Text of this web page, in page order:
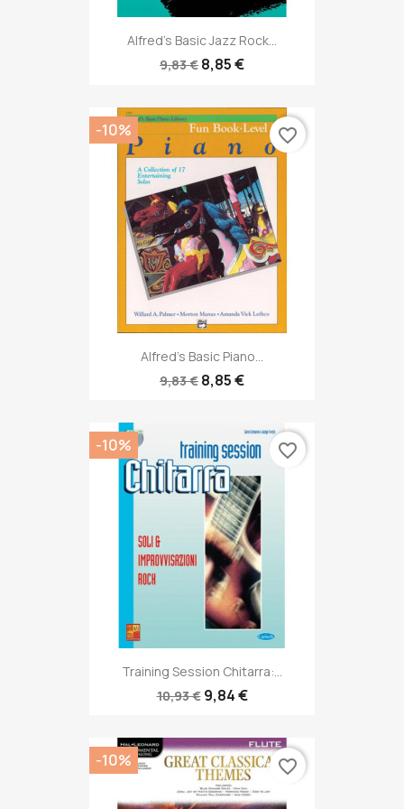
Alfred's Basic Jazz Rock...
9,83 € 8,85 €
Alfred's Basic Piano...
9,83 € 8,85 €
-10% favorite_border
Training Session Chitarra:...
10,93 € 9,84 €
-10% favorite_border
-10% favorite_border